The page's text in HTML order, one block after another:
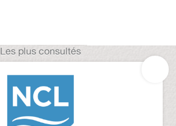
Les plus consultés